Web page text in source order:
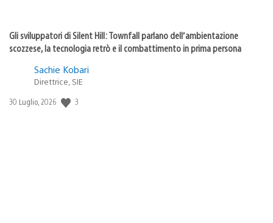
Gli sviluppatori di Silent Hill: Townfall parlano dell’ambientazione
scozzese, la tecnologia retrò e il combattimento in prima persona
Sachie Kobari
Direttrice, SIE
Data
30 Luglio, 2026 3